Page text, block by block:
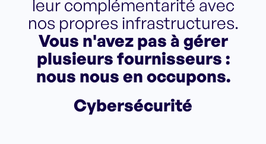
leur complémentarité avec
nos propres infrastructures.
Vous n'avez pas à gérer
plusieurs fournisseurs :
nous nous en occupons.
Cybersécurité